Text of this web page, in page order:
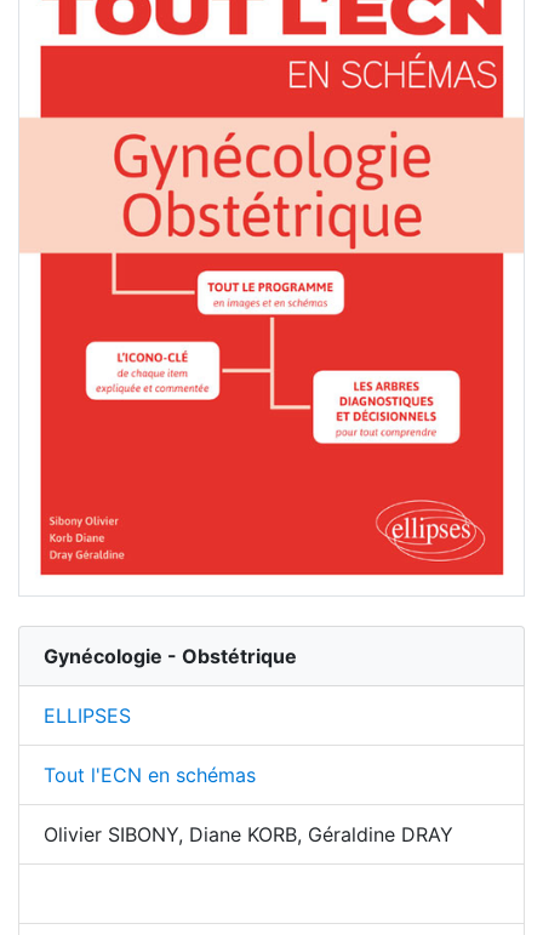
Gynécologie - Obstétrique
ELLIPSES
Tout l'ECN en schémas
Olivier SIBONY, Diane KORB, Géraldine DRAY